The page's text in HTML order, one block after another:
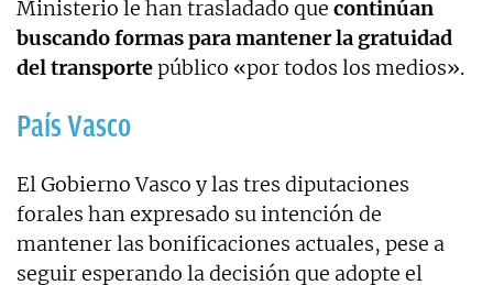
Ministerio le han trasladado que continúan
buscando formas para mantener la gratuidad
del transportepúblico «por todos los medios».
País Vasco
El Gobierno Vasco y las tres diputaciones
forales han expresado su intención de
mantener las bonificaciones actuales, pese a
seguir esperando la decisión que adopte el